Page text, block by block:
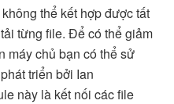
thể kết hợp được tất
từng file. Để có thể giảm
máy chủ bạn có thể sử
triển bởi Ian
này là kết nối các file